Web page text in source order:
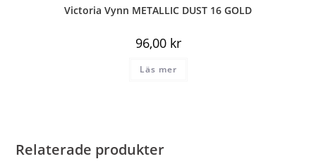
Victoria Vynn METALLIC DUST 16 GOLD
96,00 kr
Läs mer
Relaterade produkter